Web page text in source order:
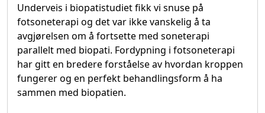
Underveis i biopatistudiet fikk vi snuse på
fotsoneterapi og det var ikke vanskelig å ta
avgjørelsen om å fortsette med soneterapi
parallelt med biopati. Fordypning i fotsoneterapi
har gitt en bredere forståelse av hvordan kroppen
fungerer og en perfekt behandlingsform å ha
sammen med biopatien.